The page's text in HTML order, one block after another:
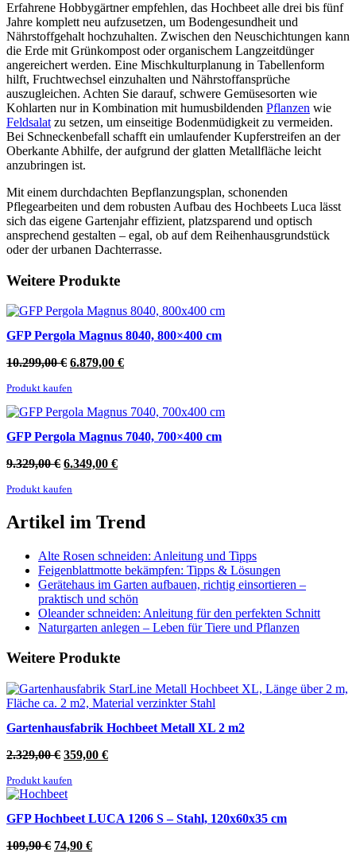
Erfahrene Hobbygärtner empfehlen, das Hochbeet alle drei bis fünf
Jahre komplett neu aufzusetzen, um Bodengesundheit und
Nährstoffgehalt hochzuhalten. Zwischen den Neu­schichtungen kann
die Erde mit Grünkompost oder organischem Langzeitdünger
angereichert werden. Eine Mischkulturplanung in Tabellenform
hilft, Fruchtwechsel einzuhalten und Nährstoffansprüche
auszugleichen. Achten Sie darauf, schwere Gemüsesorten wie
Kohlarten nur in Kombination mit humusbildenden Pflanzen wie
Feldsalat zu setzen, um einseitige Bodenmüdigkeit zu vermeiden.
Bei Schneckenbefall schafft ein umlaufender Kupferstreifen an der
Oberkante Abhilfe, der aufgrund der glatten Metallfläche leicht
anzubringen ist.
Mit einem durchdachten Bepflanzungsplan, schonenden
Pflegearbeiten und dem robusten Aufbau des Hochbeets Luca lässt
sich das eigene Gartenjahr effizient, platzsparend und optisch
ansprechend gestalten – egal, ob auf dem Reihenhausgrundstück
oder der urbanen Dachterrasse.
Weitere Produkte
GFP Pergola Magnus 8040, 800×400 cm
10.299,00€ Ursprünglicher
war:
10.299,00 €
6.879,00 €Aktueller
6.879,00 €.
Produkt kaufen
GFP Pergola Magnus 7040, 700×400 cm
9.329,00€ Ursprünglicher
war:
6.349,00 €Aktueller
Produkt kaufen
Artikel im Trend
Alte Rosen schneiden: Anleitung und Tipps
Feigenblattmotte bekämpfen: Tipps & Lösungen
Gerätehaus im Garten aufbauen, richtig einsortieren –
praktisch und schön
Oleander schneiden: Anleitung für den perfekten Schnitt
Naturgarten anlegen – Leben für Tiere und Pflanzen
Weitere Produkte
Gartenhausfabrik Hochbeet Metall XL 2 m2
2.329,00€ Ursprünglicher
war:
2.329,00 €
359,00 €Aktueller
Produkt kaufen
GFP Hochbeet LUCA 1206 S – Stahl, 120x60x35 cm
109,90€ Ursprünglicher
74,90 €Aktueller